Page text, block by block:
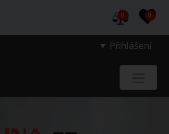
Přihlášení
0 0